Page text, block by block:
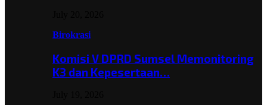
Birokrasi
Komisi V DPRD Sumsel Memonitoring
K3 dan Kepesertaan…